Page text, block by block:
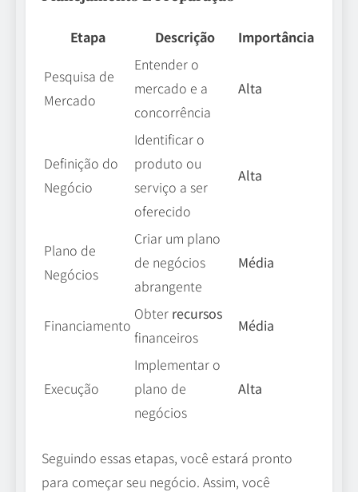
Etapa Descrição Importância
Pesquisa de
Mercado
Entender o
mercado e a
concorrência
Alta
Definição do
Negócio
Identificar o
produto ou
serviço a ser
oferecido
Alta
Plano de
Negócios
Criar um plano
de negócios
abrangente
Média
Financiamento
Obter recursos
financeiros
Média
Execução
Implementar o
plano de
negócios
Alta
Seguindo essas etapas, você estará pronto
para começar seu negócio. Assim, você